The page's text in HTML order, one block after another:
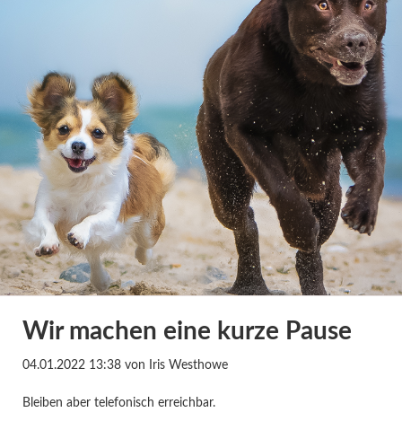
Wir machen eine kurze Pause
04.01.2022 13:38von Iris Westhowe
Bleiben aber telefonisch erreichbar.